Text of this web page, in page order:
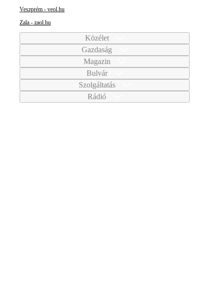
Veszprém - veol.hu
Zala - zaol.hu
Közélet
Gazdaság
Magazin
Bulvár
Szolgáltatás
Rádió